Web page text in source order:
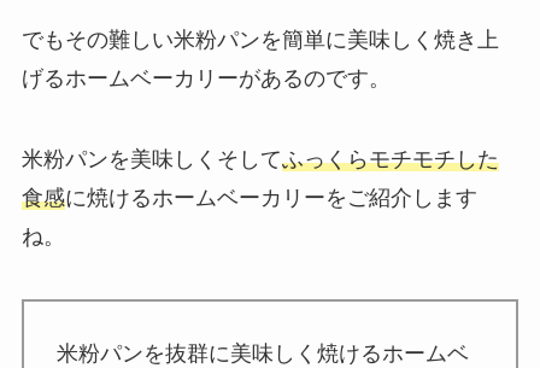
でもその難しい米粉パンを簡単に美味しく焼き上
げるホームベーカリーがあるのです。
米粉パンを美味しくそしてふっくらモチモチした
食感に焼けるホームベーカリーをご紹介します
ね。
米粉パンを抜群に美味しく焼けるホームベ